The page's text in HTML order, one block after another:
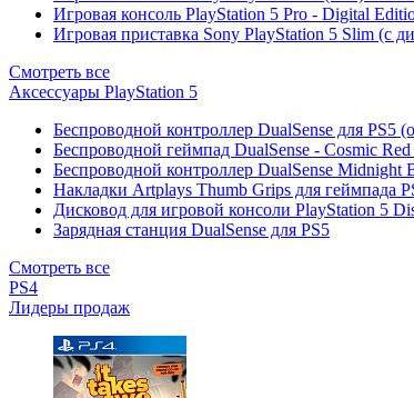
Игровая консоль PlayStation 5 Pro - Digital
Игровая приставка Sony PlayStation 5 Slim (с
Смотреть все
Аксессуары PlayStation 5
Беспроводной контроллер DualSense для PS5
Беспроводной геймпад DualSense - Cosmic
Беспроводной контроллер DualSense Midnight
Накладки Artplays Thumb Grips для геймпада
Дисковод для игровой консоли PlayStation 5
Зарядная станция DualSense для PS5
Смотреть все
PS4
Лидеры продаж